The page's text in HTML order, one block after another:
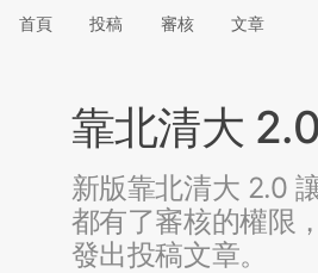
首頁 投稿 審核 文章
靠北清大 2.0
新版靠北清大 2.0
都有了審核的權限
發出投稿文章。